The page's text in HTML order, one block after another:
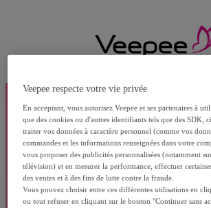
Veepee respecte votre vie privée
En acceptant, vous autorisez Veepee et ses partenaires à
que des cookies ou d'autres identifiants tels que des SDK,
traiter vos données à caractère personnel (comme vos
commandes et les informations renseignées dans votre
vous proposer des publicités personnalisées (notamment
télévision) et en mesurer la performance, effectuer
des ventes et à des fins de lutte contre la fraude.
Vous pouvez choisir entre ces différentes utilisations en
ou tout refuser en cliquant sur le bouton "Continuer sans